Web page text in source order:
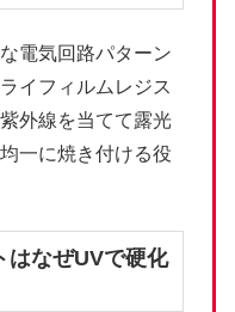
電気回路パターン
イフィルムレジス
外線を当てて露光
一に焼き付ける役
はなぜUVで硬化